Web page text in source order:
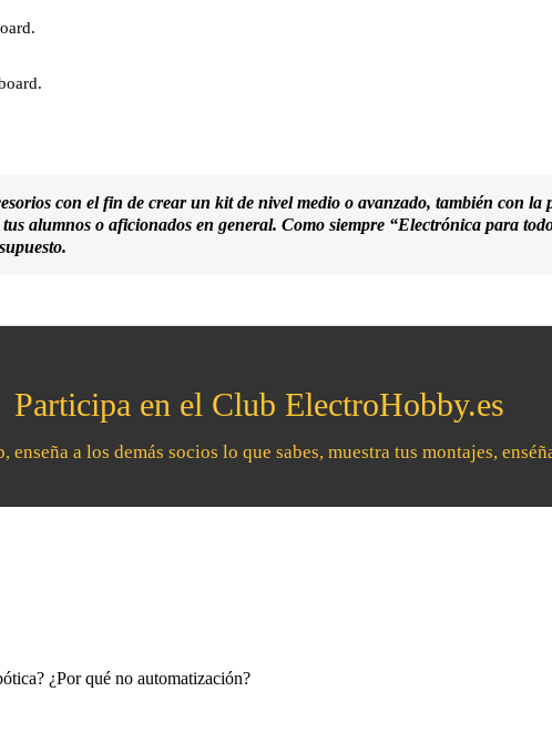
con el fin de crear un kit de nivel medio o avanzado, también con la
alumnos o aficionados en general. Como siempre “Electrónica para
Participa en el Club ElectroHobby.es
a los demás socios lo que sabes, muestra tus montajes,
¿Por qué no automatización?